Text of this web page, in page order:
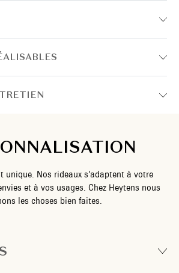
unique. Nos rideaux s’adaptent à votre
et à vos usages. Chez Heytens nous
les choses bien faites.